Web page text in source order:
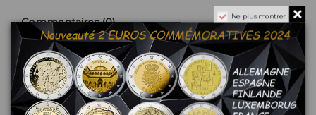
Commentaires (0)
Ne plus montrer